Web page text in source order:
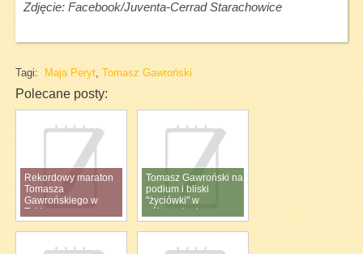
Zdjęcie: Facebook/Juventa-Cerrad Starachowice
Tagi: Maja Peryt, Tomasz Gawroński
Polecane posty:
Rekordowy maraton
Tomasza
Gawrońskiego w
Tokio
Tomasz Gawroński na
podium i bliski
"życiówki" w
półmaratonie